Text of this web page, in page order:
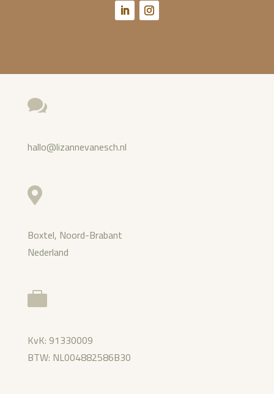

hallo@lizannevanesch.nl

Boxtel, Noord-Brabant
Nederland

KvK: 91330009
BTW: NL004882586B30